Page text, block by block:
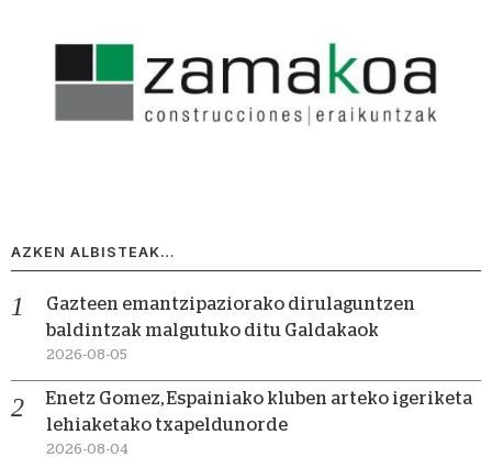
AZKEN ALBISTEAK…
Gazteen emantzipaziorako dirulaguntzen
baldintzak malgutuko ditu Galdakaok
2026-08-05
Enetz Gomez, Espainiako kluben arteko igeriketa
lehiaketako txapeldunorde
2026-08-04